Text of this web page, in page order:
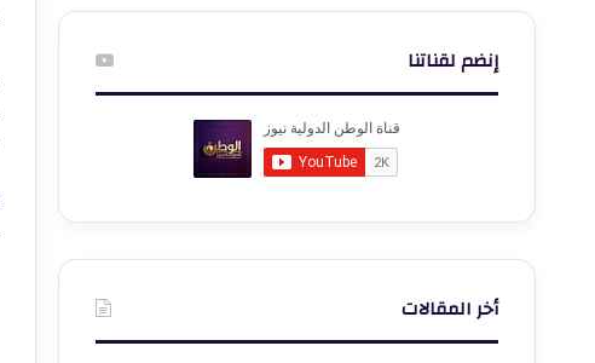
إنضم لقناتنا
أخر المقالات